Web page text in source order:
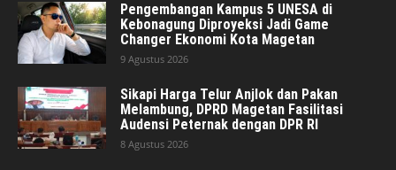
Pengembangan Kampus 5 UNESA di
Kebonagung Diproyeksi Jadi Game
Changer Ekonomi Kota Magetan
9 Agustus 2026
Sikapi Harga Telur Anjlok dan Pakan
Melambung, DPRD Magetan Fasilitasi
Audensi Peternak dengan DPR RI
8 Agustus 2026